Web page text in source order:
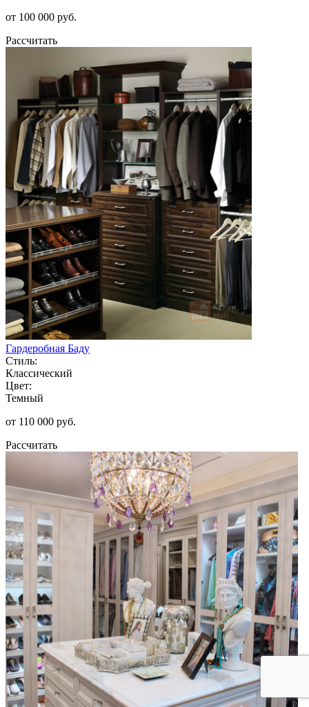
от 100 000 руб.
Рассчитать
Гардеробная Баду
Стиль:
Классический
Цвет:
Темный
от 110 000 руб.
Рассчитать